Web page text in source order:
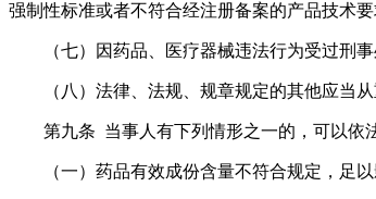
强制性标准或者不符合经注册备案的产品技术要
（七）因药品、医疗器械违法行为受过刑事
（八）法律、法规、规章规定的其他应当
第九条 当事人有下列情形之一的，可以依
（一）药品有效成份含量不符合规定，足